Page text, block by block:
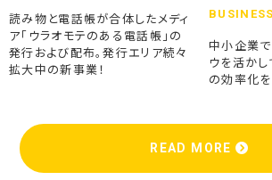
読み物と電話帳が合体したメディ
ア「ウラオモテのある電話帳」の
発行および配布。発行エリア続々
拡大中の新事業！
中小企業
ウを活かし
の効率化を
READ MORE